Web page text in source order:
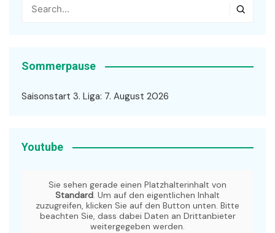
Sommerpause
Saisonstart 3. Liga: 7. August 2026
Youtube
Sie sehen gerade einen Platzhalterinhalt von
Standard. Um auf den eigentlichen Inhalt
zuzugreifen, klicken Sie auf den Button unten. Bitte
beachten Sie, dass dabei Daten an Drittanbieter
weitergegeben werden.